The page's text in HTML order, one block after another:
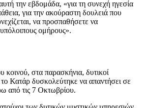
την εβδομάδα, «για τη συνεχή ηγεσία
για την ακούραστη δουλειά που
να προσπαθήσετε να
ομήρους».
κοινού, στα παρασκήνια, δυτικοί
το Κατάρ δυσκολεύτηκε να απαντήσει σε
από τις 7 Οκτωβρίου.